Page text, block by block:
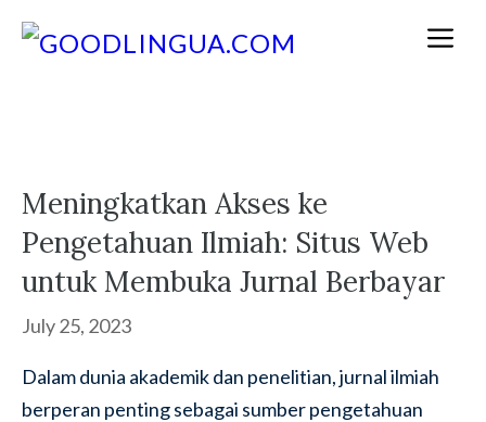
Meningkatkan Akses ke
Pengetahuan Ilmiah: Situs Web
untuk Membuka Jurnal Berbayar
July 25, 2023
Dalam dunia akademik dan penelitian, jurnal ilmiah
berperan penting sebagai sumber pengetahuan